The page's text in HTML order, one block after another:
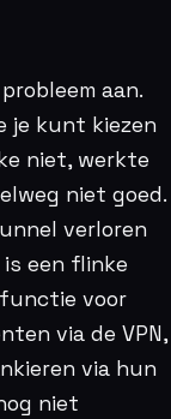
aan.
je kunt kiezen
niet, werkte
niet goed.
verloren
een flinke
voor
via de VPN,
via hun
niet